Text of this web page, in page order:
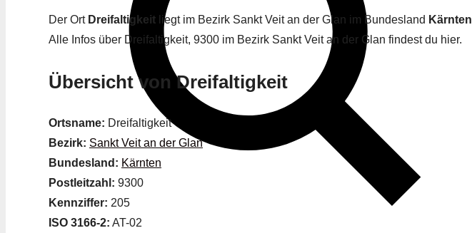
Der Ort Dreifaltigkeit liegt im Bezirk Sankt Veit an der Glan im Bundesland Kärnten
Alle Infos über Dreifaltigkeit, 9300 im Bezirk Sankt Veit an der Glan findest du hier.
Übersicht von Dreifaltigkeit
Ortsname: Dreifaltigkeit
Bezirk: Sankt Veit an der Glan
Bundesland: Kärnten
Postleitzahl: 9300
Kennziffer: 205
ISO 3166-2: AT-02